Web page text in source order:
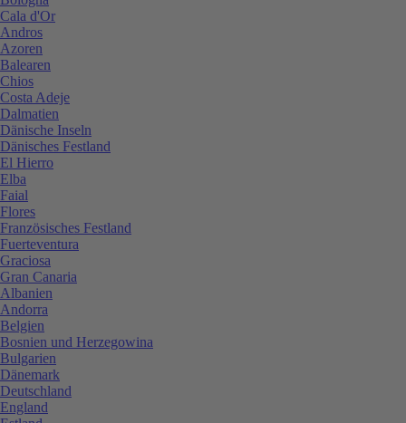
Cala d'Or
Andros
Azoren
Balearen
Chios
Costa Adeje
Dalmatien
Dänische Inseln
Dänisches Festland
El Hierro
Elba
Faial
Flores
Französisches Festland
Fuerteventura
Graciosa
Gran Canaria
Albanien
Andorra
Belgien
Bosnien und Herzegowina
Bulgarien
Dänemark
Deutschland
England